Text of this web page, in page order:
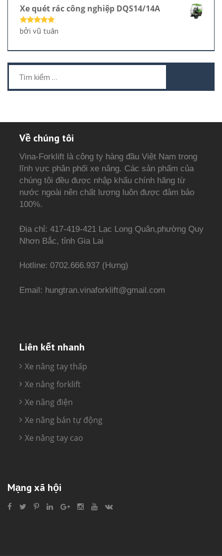
Xe quét rác công nghiệp DQS14/14A
Được xếp
hạng 55
bởi vũ tuân
kiếm
cho:
Về chúng tôi
Vina-Forklift là công ty hàng đầu Việt Nam trong
lĩnh vực phân phối xe nâng. Các sản phẩm của
chúng tôi đều được nhập khẩu chính hãng từ
nước ngoài nên chất lượng luôn được đảm bảo
100%.
Địa chỉ: 417-419-421 Lạc Long Quân,phường Quy
Nhơn Bắc, tỉnh Gia Lai
Hotline: 0702.666.937 (Hưng)
Email: hungtran.vinaforklift@gmail.com
Liên kết nhanh
Xe nâng tay thấp
Xe nâng forklift
Xe nâng điện
Xe nâng bán tự động
Xe nâng tay cao
Mạng xã hội